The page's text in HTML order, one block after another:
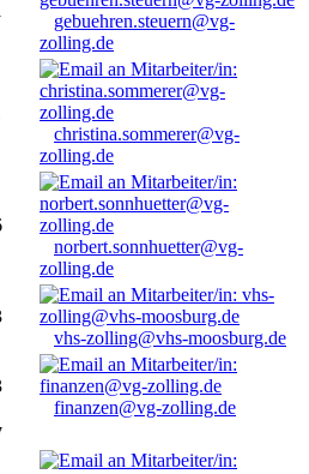
gebuehren.steuern@vg-
zolling.de
christina.sommerer@vg-
zolling.de
norbert.sonnhuetter@vg-
zolling.de
vhs-zolling@vhs-moosburg.de
finanzen@vg-zolling.de